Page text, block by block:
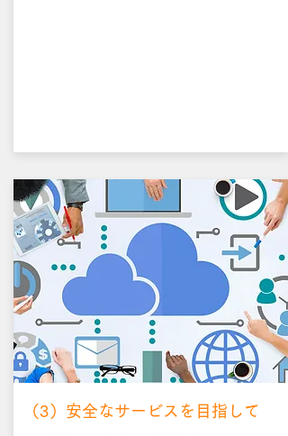
​（3）安全なサービスを目指して